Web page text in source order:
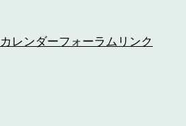
カレンダーフォーラム リンク